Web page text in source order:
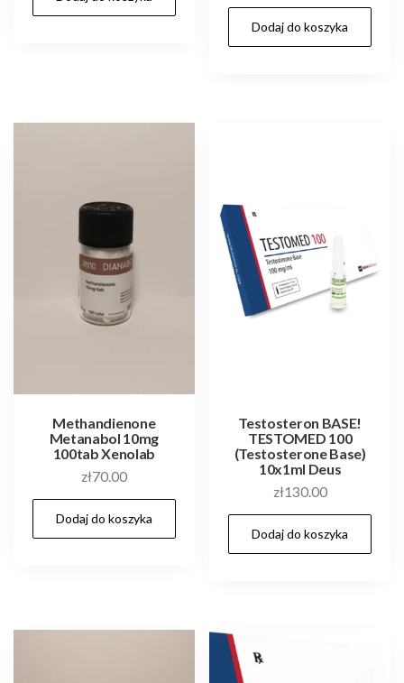
zł300.00.zł250.00.
Dodaj do koszyka
Methandienone
Metanabol 10mg
100tab Xenolab
zł70.00
Dodaj do koszyka
Testosteron BASE!
TESTOMED 100
(Testosterone Base)
10x1ml Deus
zł130.00
Dodaj do koszyka